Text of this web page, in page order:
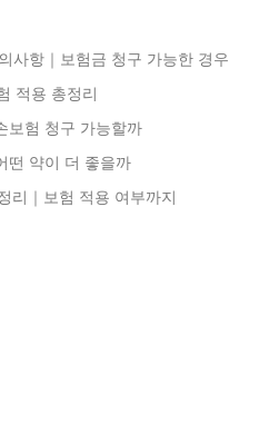
사항｜보험금 청구 가능한 경우
적용 총정리
보험 청구 가능할까
떤 약이 더 좋을까
리｜보험 적용 여부까지